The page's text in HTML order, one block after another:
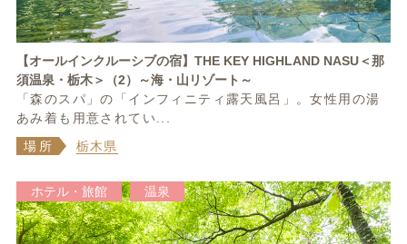
【オールインクルーシブの宿】THE KEY HIGHLAND NASU＜那
須温泉・栃木＞（2）～海・山リゾート～
「森のスパ」の「インフィニティ露天風呂」。女性用の湯
あみ着も用意されてい...
場所
栃木県
ホテル・旅館 温泉